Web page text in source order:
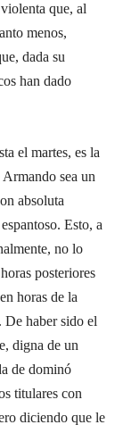
que, al
menos,
dada su
han dado
el martes, es la
sea un
absoluta
Esto, a
no lo
posteriores
horas de la
haber sido el
digna de un
de dominó
titulares con
diciendo que le